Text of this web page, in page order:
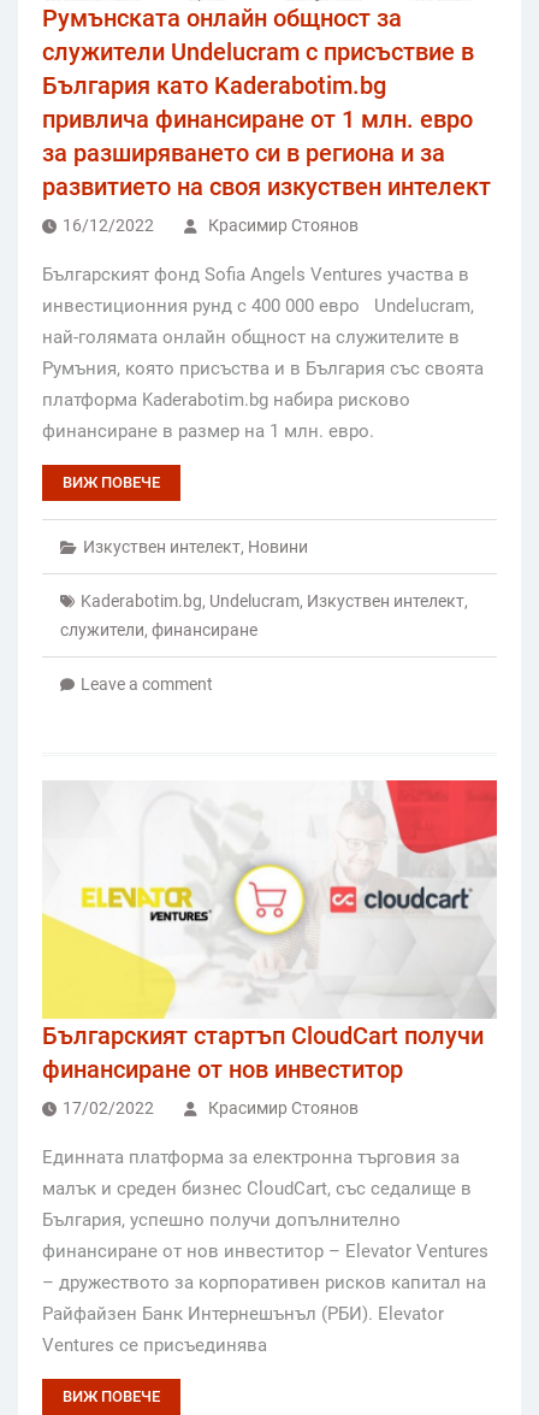
Румънската онлайн общност за
служители Undelucram с присъствие в
България като Kaderabotim.bg
привлича финансиране от 1 млн. евро
за разширяването си в региона и за
развитието на своя изкуствен интелект
16/12/2022 Красимир Стоянов
Българският фонд Sofia Angels Ventures участва в
инвестиционния рунд с 400 000 евро Undelucram,
най-голямата онлайн общност на служителите в
Румъния, която присъства и в България със своята
платформа Kaderabotim.bg набира рисково
финансиране в размер на 1 млн. евро.
ВИЖ ПОВЕЧЕ
Изкуствен интелект, Новини
Kaderabotim.bg, Undelucram, Изкуствен интелект,
служители, финансиране
Leave a comment
Българският стартъп CloudCart получи
финансиране от нов инвеститор
17/02/2022 Красимир Стоянов
Единната платформа за електронна търговия за
малък и среден бизнес CloudCart, със седалище в
България, успешно получи допълнително
финансиране от нов инвеститор – Elevator Ventures
– дружеството за корпоративен рисков капитал на
Райфайзен Банк Интернешънъл (РБИ). Elevator
Ventures се присъединява
ВИЖ ПОВЕЧЕ